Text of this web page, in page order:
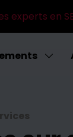
experts en